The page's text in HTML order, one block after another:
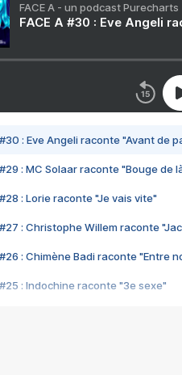
FACE A - un podcast Purecharts
FACE A #30 : Eve Angeli
#30 : Eve Angeli raconte "Avant de
#29 : MC Solaar raconte "Bouge de
#28 : Lorie raconte "Je vais vite"
#27 : Christophe Willem raconte
#26 : Chimène Badi raconte "Entre
#25 : Indochine raconte "3e sexe"